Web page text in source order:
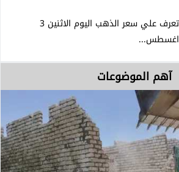
تعرف علي سعر الذهب اليوم الاثنين 3
اغسطس...
آهم الموضوعات